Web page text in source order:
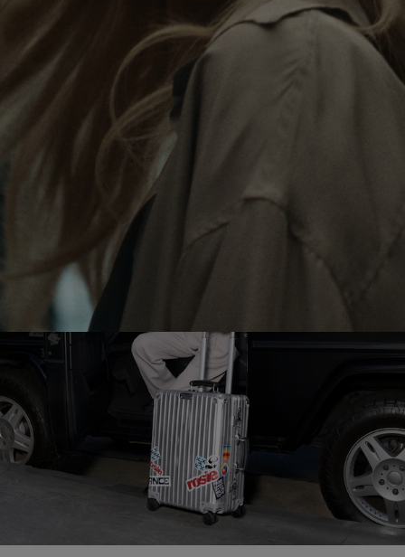
RIPRODURLO
LAUDIO
La sua RIMOWA Classic Cabin funge da ricordo di
tutte le storie che ha raccolto, ogni adesivo, graffio
e ammaccatura è un simbolo del suo viaggio.